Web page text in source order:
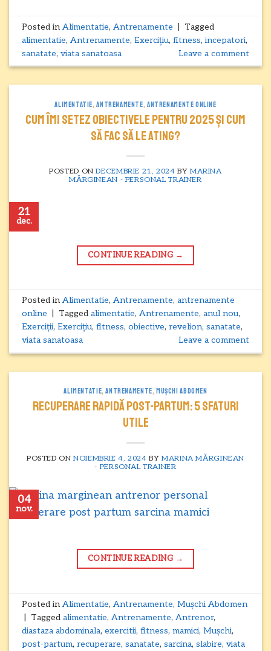
Posted inAlimentatie,Antrenamente
Tagged
alimentatie,Antrenamente,Exercițiu,fitness,incepatori,
sanatate,viata sanatoasa Leave a comment
ALIMENTATIE,ANTRENAMENTE,ANTRENAMENTE ONLINE
Cum îmi setez obiectivele pentru 2025 și cum
să fac să le ating?
POSTED ONDECEMBRIE 21, 2024 BYMARINA
MĂRGINEAN - PERSONAL TRAINER
21
dec.
CONTINUE READING →
Posted inAlimentatie,Antrenamente,antrenamente
online
Taggedalimentatie,Antrenamente,anul nou,
Exerciții,Exercițiu,fitness,obiective,revelion,sanatate,
viata sanatoasa
Leave a comment
ALIMENTATIE,ANTRENAMENTE,MUȘCHI ABDOMEN
Recuperare RAPIDĂ POST-PARTUM: 5 sfaturi
utile
POSTED ONNOIEMBRIE 4, 2024 BYMARINA MĂRGINEAN
- PERSONAL TRAINER
04
nov.
CONTINUE READING →
Posted inAlimentatie,Antrenamente,Mușchi Abdomen
Taggedalimentatie,Antrenamente,Antrenor,
diastaza abdominala,exercitii,fitness,mamici,Mușchi,
post-partum,recuperare,sanatate,sarcina,slabire,viata